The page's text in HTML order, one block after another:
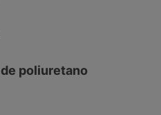
poliuretano